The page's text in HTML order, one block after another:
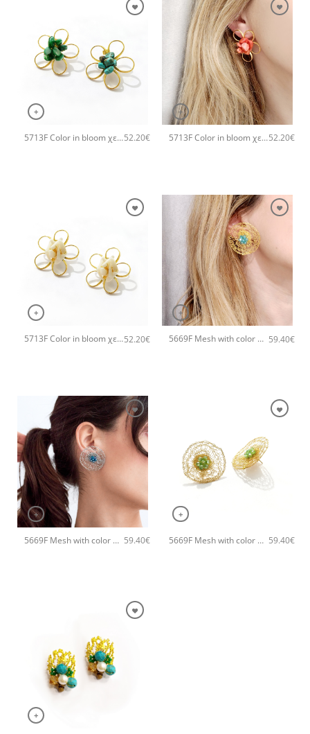
+
5713F Color in bloom χειροποίητα σκουλαρίκια Catherine bijoux Πράσινο52.20€
+
5713F Color in bloom χειροποίητα σκουλαρίκια Catherine bijoux Πορτοκαλί52.20€
+
5713F Color in bloom χειροποίητα σκουλαρίκια Catherine bijoux Άσπρο52.20€
+
5669F Mesh with color χειροποίητα σκουλαρίκια Catherine bijoux Τυρκουάζ 59.40€
+
5669F Mesh with color χειροποίητα σκουλαρίκια Catherine bijoux Σιέλ 59.40€
+
5669F Mesh with color χειροποίητα σκουλαρίκια Catherine bijoux Πράσινο 59.40€
+